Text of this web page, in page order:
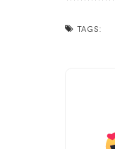
TAGS: